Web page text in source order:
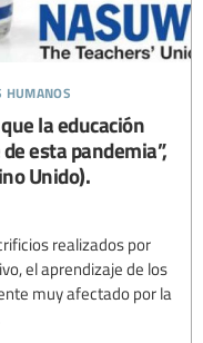
la educación
esta pandemia”,
Unido).
realizados por
el aprendizaje de los
muy afectado por la